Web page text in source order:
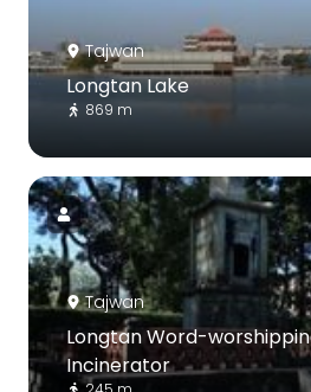
Tajwan
Longtan Lake
869 m
Tajwan
Longtan Word-
Incinerator